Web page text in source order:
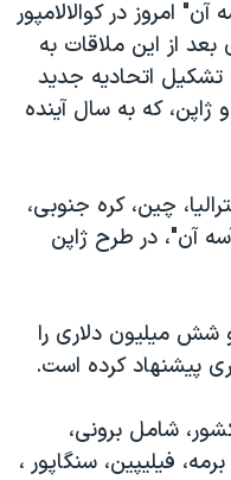
آن" امروز در کوالالامپور
بعد از اين ملاقات به
تشکيل اتحاديه جديد
ژاپن، که به سال آينده
چين، کره جنوبی،
آن"، در طرح ژاپن
ميليون دلاری را
پيشنهاد کرده است.
شامل برونی،
فيليپين، سنگاپور ،